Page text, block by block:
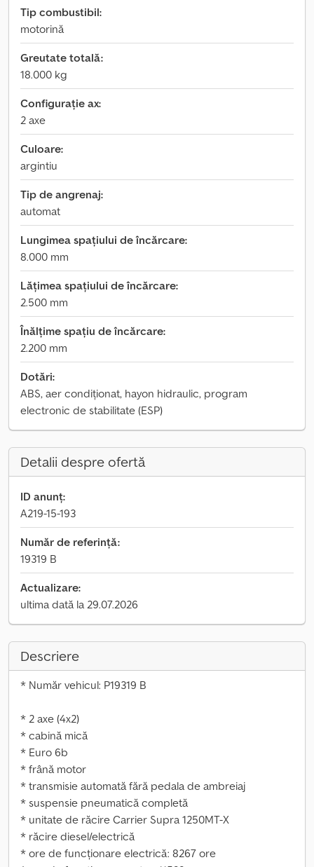
Tip combustibil:
motorină
Greutate totală:
18.000 kg
Configurație ax:
2 axe
Culoare:
argintiu
Tip de angrenaj:
automat
Lungimea spațiului de încărcare:
8.000 mm
Lățimea spațiului de încărcare:
2.500 mm
Înălțime spațiu de încărcare:
2.200 mm
Dotări:
ABS, aer condiționat, hayon hidraulic, program
electronic de stabilitate (ESP)
Detalii despre ofertă
ID anunț:
A219-15-193
Număr de referință:
19319 B
Actualizare:
ultima dată la 29.07.2026
Descriere
* Număr vehicul: P19319 B
* 2 axe (4x2)
* cabină mică
* Euro 6b
* frână motor
* transmisie automată fără pedala de ambreiaj
* suspensie pneumatică completă
* unitate de răcire Carrier Supra 1250MT-X
* răcire diesel/electrică
* ore de funcționare electrică: 8267 ore